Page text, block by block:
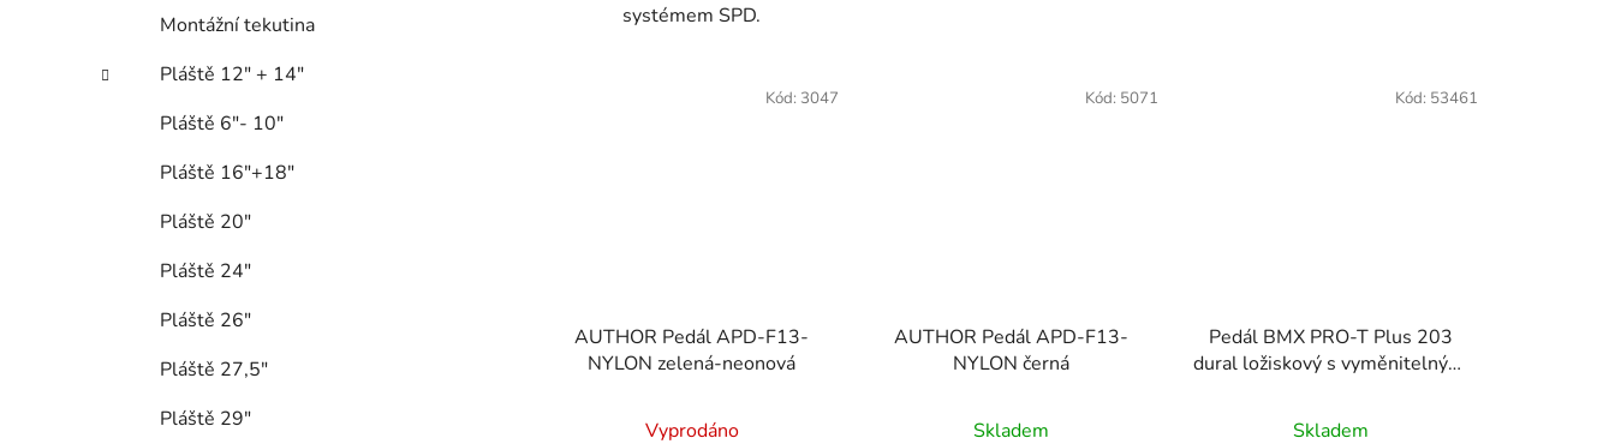
Montážní tekutina
Pláště 12" + 14"
Pláště 6"- 10"
Pláště 16"+18"
Pláště 20"
Pláště 24"
Pláště 26"
Pláště 27,5"
Pláště 29"
systémem SPD.
AUTHOR Pedál APD-F13-
NYLON zelená-neonová
Vyprodáno
Kód: 3047
AUTHOR Pedál APD-F13-
NYLON černá
Skladem
Kód: 5071
Pedál BMX PRO-T Plus 203
dural ložiskový s vyměnitelnými
Skladem
Kód: 53461